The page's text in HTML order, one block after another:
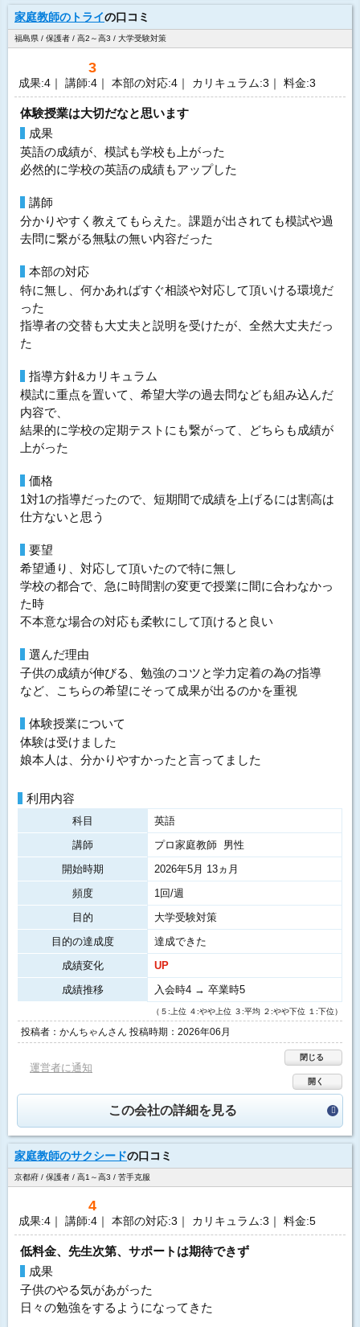
家庭教師のトライの口コミ
福島県 / 保護者 / 高2～高3 / 大学受験対策
3
成果:4｜ 講師:4｜ 本部の対応:4｜ カリキュラム:3｜ 料金:3
体験授業は大切だなと思います
成果
英語の成績が、模試も学校も上がった
必然的に学校の英語の成績もアップした
講師
分かりやすく教えてもらえた。課題が出されても模試や過
去問に繋がる無駄の無い内容だった
本部の対応
特に無し、何かあればすぐ相談や対応して頂いける環境だ
った
指導者の交替も大丈夫と説明を受けたが、全然大丈夫だっ
た
指導方針&カリキュラム
模試に重点を置いて、希望大学の過去問なども組み込んだ
内容で、
結果的に学校の定期テストにも繋がって、どちらも成績が
上がった
価格
1対1の指導だったので、短期間で成績を上げるには割高は
仕方ないと思う
要望
希望通り、対応して頂いたので特に無し
学校の都合で、急に時間割の変更で授業に間に合わなかっ
た時
不本意な場合の対応も柔軟にして頂けると良い
選んだ理由
子供の成績が伸びる、勉強のコツと学力定着の為の指導
など、こちらの希望にそって成果が出るのかを重視
体験授業について
体験は受けました
娘本人は、分かりやすかったと言ってました
利用内容
科目
英語
講師
プロ家庭教師 男性
開始時期
2026年5月 13ヵ月
頻度
1回/週
目的
大学受験対策
目的の達成度
達成できた
成績変化
UP
成績推移
入会時4 → 卒業時5
（５:上位 ４:やや上位 ３:平均 ２:やや下位 １:下位）
投稿者：かんちゃんさん 投稿時期：2026年06月
運営者に通知
閉じる
開く
この会社の詳細を見る
家庭教師のサクシードの口コミ
京都府 / 保護者 / 高1～高3 / 苦手克服
4
成果:4｜ 講師:4｜ 本部の対応:3｜ カリキュラム:3｜ 料金:5
低料金、先生次第、サポートは期待できず
成果
子供のやる気があがった
日々の勉強をするようになってきた